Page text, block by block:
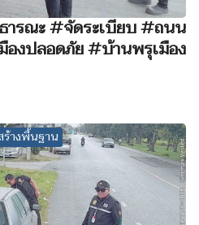
ารณะ #จัดระเบียบ #ถนน
งปลอดภัย #บ้านพรุเมือง
างพื้นฐาน